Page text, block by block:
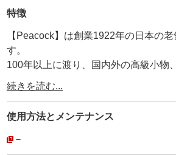
特徴
【Peacock】は創業1922年の日本の
す。
100年以上に渡り、国内外の高級小物
に使用され続けています。
その為、耐久性、品質は折り紙付きで
弊社が【工具の設計を合わせているメ
【打棒と金具が合わないトラブル】が
安心してご利用頂けます。
・
続きを読む...
使用方法と メンテナンス
－